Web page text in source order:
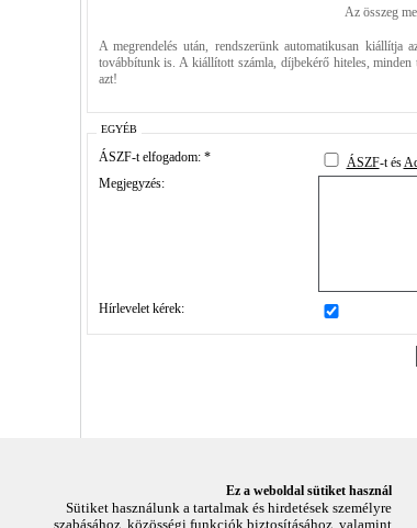
Az összeg
A megrendelés után, rendszerünk automatikusan kiállítja
továbbítunk is. A kiállított számla, díjbekérő hiteles, minden
azt!
EGYÉB
ÁSZF-t elfogadom: * ÁSZF-t és
Megjegyzés:
Hírlevelet kérek:
Ez a weboldal sütiket használ
Sütiket használunk a tartalmak és hirdetések személyre
szabásához, közösségi funkciók biztosításához, valamint